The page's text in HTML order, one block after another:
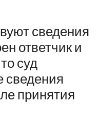
сведения
ответчик и
суд
сведения
принятия